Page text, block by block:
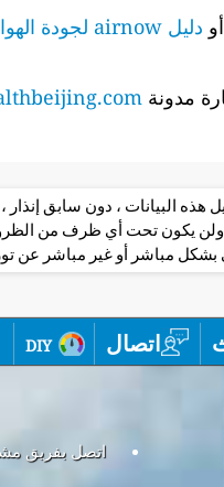
أو دليل airnow لجودة الهواء وصحتك
مدونة
هذه البيانات ، دون سابق
ولن يكون تحت أي ظرف من
مباشر أو غير مباشر عن
اتصال diy
اتصل بفريق